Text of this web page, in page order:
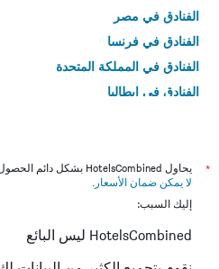
الفنادق في مصر
الفنادق في فرنسا
الفنادق في المملكة المتحدة
الفنادق في إيطاليا
*
يحاول HotelsCombined بشكل دائم الحصول على الأسعار الدقيقة، ولكن
لا يمكن ضمان الأسعار .
إليك السبب:
HotelsCombined ليس البائع